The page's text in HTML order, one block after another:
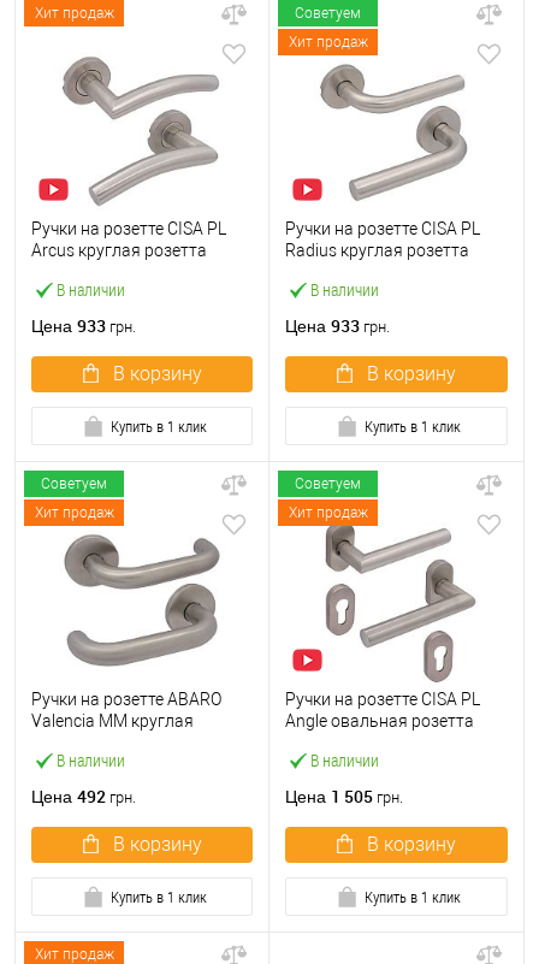
Хит продаж
В наличии
Ручки на розетте CISA PL
Arcus круглая розетта
сталь
Цена 933 грн.
В корзину
Купить в 1 клик
Советуем
Хит продаж
В наличии
Ручки на розетте CISA PL
Radius круглая розетта
сталь
Цена 933 грн.
В корзину
Купить в 1 клик
Советуем
Хит продаж
В наличии
Ручки на розетте ABARO
Valencia MM круглая
сталь
Цена 492 грн.
В корзину
Купить в 1 клик
Советуем
Хит продаж
В наличии
Ручки на розетте CISA PL
Angle овальная розетта
сталь
Цена 1 505 грн.
В корзину
Купить в 1 клик
Хит продаж